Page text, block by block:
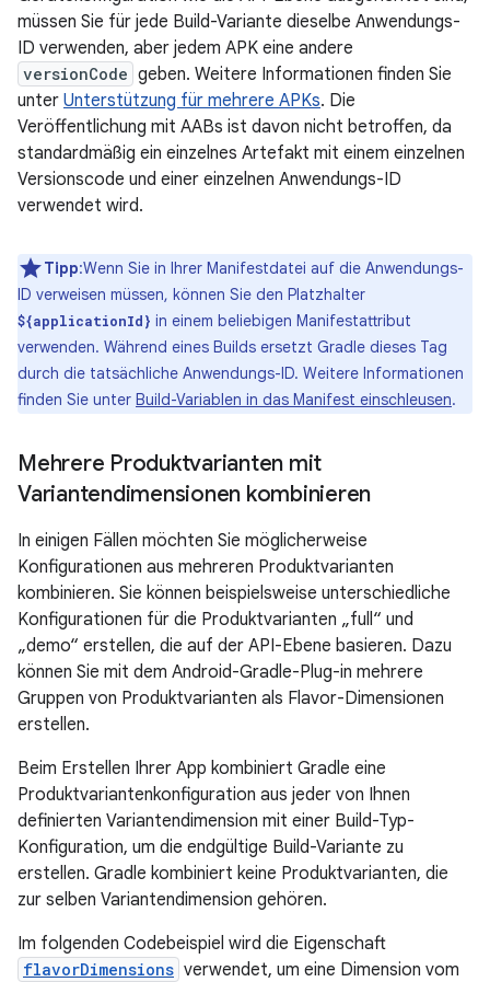
müssen Sie für jede Build-Variante dieselbe Anwendungs-
ID verwenden, aber jedem APK eine andere
versionCode geben. Weitere Informationen finden Sie
unter Unterstützung für mehrere APKs. Die
Veröffentlichung mit AABs ist davon nicht betroffen, da
standardmäßig ein einzelnes Artefakt mit einem einzelnen
Versionscode und einer einzelnen Anwendungs-ID
verwendet wird.
Tipp:Wenn Sie in Ihrer Manifestdatei auf die Anwendungs-
ID verweisen müssen, können Sie den Platzhalter
${applicationId} in einem beliebigen Manifestattribut
verwenden. Während eines Builds ersetzt Gradle dieses Tag
durch die tatsächliche Anwendungs-ID. Weitere Informationen
finden Sie unter Build-Variablen in das Manifest einschleusen.
Mehrere Produktvarianten mit
Variantendimensionen kombinieren
In einigen Fällen möchten Sie möglicherweise
Konfigurationen aus mehreren Produktvarianten
kombinieren. Sie können beispielsweise unterschiedliche
Konfigurationen für die Produktvarianten „full“ und
„demo“ erstellen, die auf der API-Ebene basieren. Dazu
können Sie mit dem Android-Gradle-Plug-in mehrere
Gruppen von Produktvarianten als Flavor-Dimensionen
erstellen.
Beim Erstellen Ihrer App kombiniert Gradle eine
Produktvariantenkonfiguration aus jeder von Ihnen
definierten Variantendimension mit einer Build-Typ-
Konfiguration, um die endgültige Build-Variante zu
erstellen. Gradle kombiniert keine Produktvarianten, die
zur selben Variantendimension gehören.
Im folgenden Codebeispiel wird die Eigenschaft
flavorDimensions verwendet, um eine Dimension vom